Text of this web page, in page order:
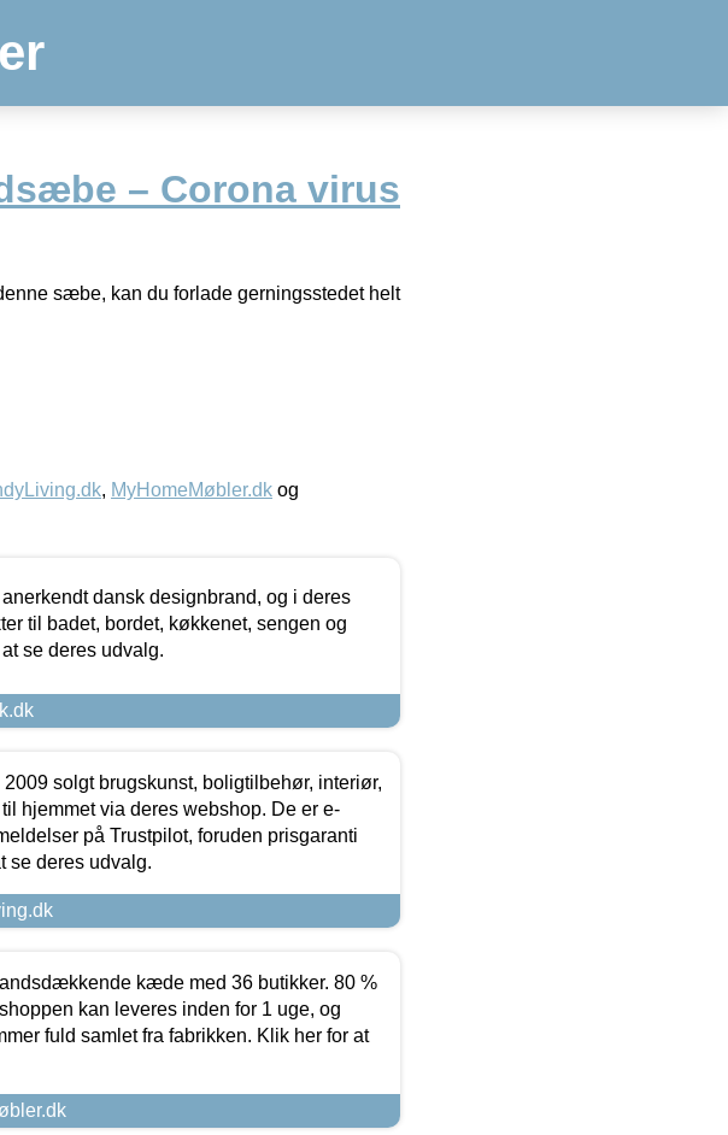
– Corona virus
sæbe, kan du forlade gerningsstedet helt
, MyHomeMøbler.dk og
dansk designbrand, og i deres
til badet, bordet, køkkenet, sengen og
se deres udvalg.
solgt brugskunst, boligtilbehør, interiør,
hjemmet via deres webshop. De er e-
på Trustpilot, foruden prisgaranti
se deres udvalg.
kæde med 36 butikker. 80 %
kan leveres inden for 1 uge, og
fuld samlet fra fabrikken. Klik her for at